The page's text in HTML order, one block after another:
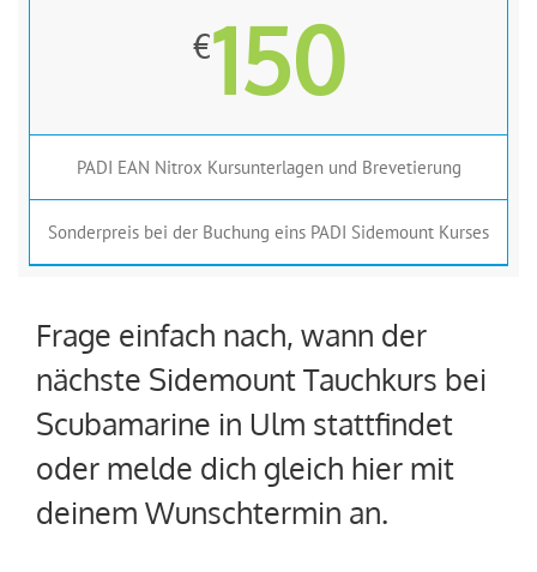
€150
PADI EAN Nitrox Kursunterlagen und Brevetierung
Sonderpreis bei der Buchung eins PADI Sidemount Kurses
Frage einfach nach, wann der
nächste Sidemount Tauchkurs bei
Scubamarine in Ulm stattfindet
oder melde dich gleich hier mit
deinem Wunschtermin an.